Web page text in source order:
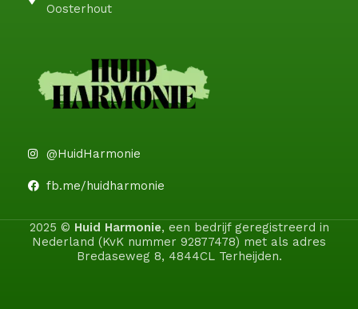
Oosterhout
@HuidHarmonie
fb.me/huidharmonie
2025 © Huid Harmonie, een bedrijf geregistreerd in
Nederland (KvK nummer 92877478) met als adres
Bredaseweg 8, 4844CL Terheijden.